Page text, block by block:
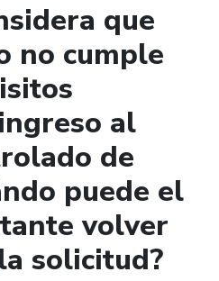
que
no cumple
al
de
puede el
volver
solicitud?